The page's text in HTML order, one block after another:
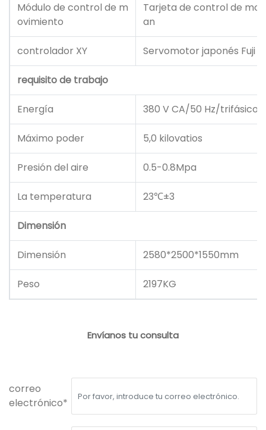
Módulo de control de m
ovimiento
Tarjeta de control de
an
controlador XY Servomotor japonés Fuji
requisito de trabajo
Energía 380 V CA/50 Hz/trifásico
Máximo poder 5,0 kilovatios
Presión del aire 0.5-0.8Mpa
La temperatura 23℃±3
Dimensión
Dimensión 2580*2500*1550mm
Peso 2197KG
Envíanos tu consulta
correo
electrónico*